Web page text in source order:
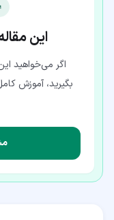
این
اگر می‌خواهید
بگیرید، آموزش